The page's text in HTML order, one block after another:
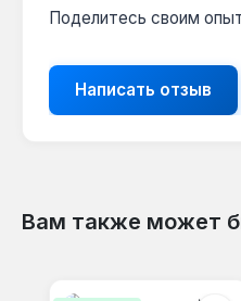
Поделитесь своим
Написать отзыв
Вам также может